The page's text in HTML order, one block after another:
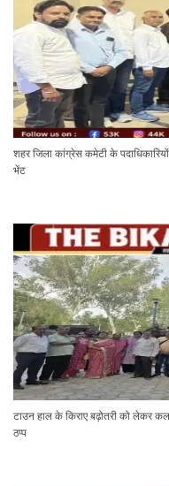
शहर जिला कांग्रेस कमेटी के
भेंट
टाउन हाल के किराए बढ़ोतरी को लेकर
ठप्प